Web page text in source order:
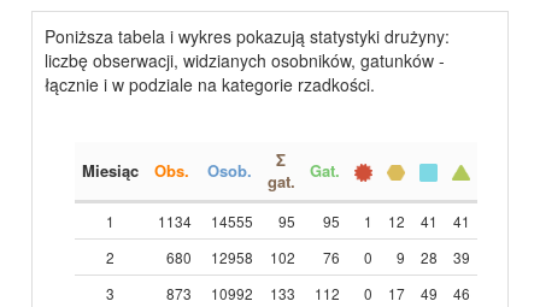
Poniższa tabela i wykres pokazują statystyki drużyny:
liczbę obserwacji, widzianych osobników, gatunków -
łącznie i w podziale na kategorie rzadkości.
Miesiąc Obs. Osob.
Σ
gat.
Gat.
1 1134 14555 95 95 1 12 41
41
2
680 12958 102 76 0 9 28
39
3
873 10992 133 112 0 17 49
46